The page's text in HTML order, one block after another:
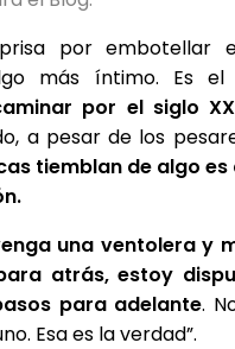
por embotellar
más íntimo. Es el
por el siglo
a pesar de los
tiemblan de algo
una ventolera y
atrás, estoy
para adelante.
Esa es la verdad”.